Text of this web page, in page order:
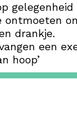
ontmoeten
drankje.
een
hoop’